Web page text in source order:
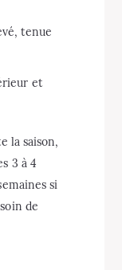
tenue
et
la saison,
3 à 4
si
de